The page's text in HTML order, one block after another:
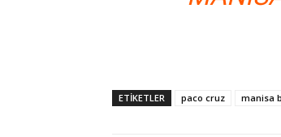
ETIKETLER paco cruz manisa